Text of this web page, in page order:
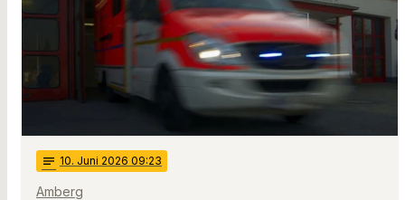
notes 10. Juni 2026 09:23
Amberg